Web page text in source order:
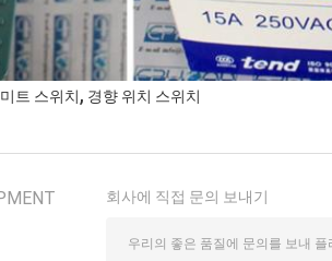
트 스위치, 경향 위치 스위치
회사에 직접 문의 보내기